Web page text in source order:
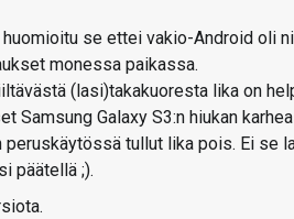
se ettei vakio-Android oli
monessa paikassa.
(lasi)takakuoresta lika on
Samsung Galaxy S3:n hiukan
tullut lika pois. Ei se
päätellä ;).